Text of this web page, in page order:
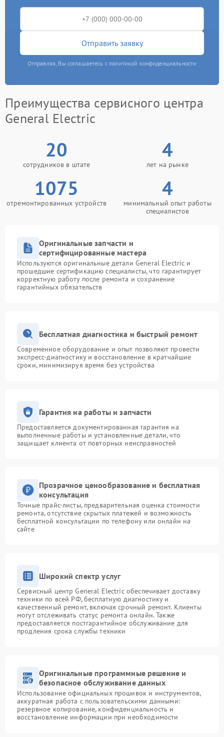
Отправить заявку
Отправляя, Вы соглашаетесь с политикой конфиденциальности
Преимущества сервисного центра
General Electric
20
сотрудников в штате
4
лет на рынке
1075
отремонтированных устройств
4
минимальный опыт работы
специалистов
Оригинальные запчасти и
сертифицированные мастера
Используются оригинальные детали General Electric и
прошедшие сертификацию специалисты, что гарантирует
корректную работу после ремонта и сохранение
гарантийных обязательств
Бесплатная диагностика и быстрый ремонт
Современное оборудование и опыт позволяют провести
экспресс-диагностику и восстановление в кратчайшие
сроки, минимизируя время без устройства
Гарантия на работы и запчасти
Предоставляется документированная гарантия на
выполненные работы и установленные детали, что
защищает клиента от повторных неисправностей
Прозрачное ценообразование и бесплатная
консультация
Точные прайс-листы, предварительная оценка стоимости
ремонта, отсутствие скрытых платежей и возможность
бесплатной консультации по телефону или онлайн на
сайте
Широкий спектр услуг
Сервисный центр General Electric обеспечивает доставку
техники по всей РФ, бесплатную диагностику и
качественный ремонт, включая срочный ремонт. Клиенты
могут отслеживать статус ремонта онлайн. Также
предоставляется постгарантийное обслуживание для
продления срока службы техники
Оригинальные программные решение и
безопасное обслуживание данных
Использование официальных прошивок и инструментов,
аккуратная работа с пользовательскими данными:
резервное копирование, конфиденциальность и
восстановление информации при необходимости